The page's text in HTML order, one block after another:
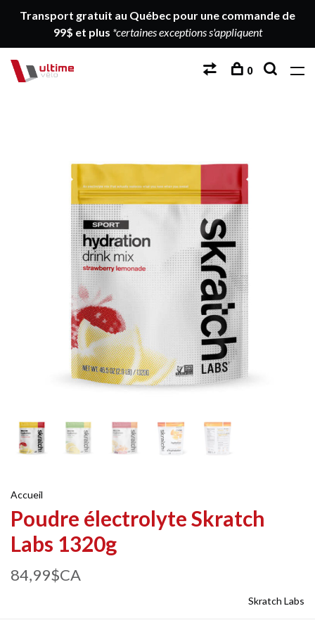
Transport gratuit au Québec pour une commande de
99$ et plus *certaines exceptions s'appliquent
0
Accueil
Poudre électrolyte Skratch
Labs 1320g
84,99$CA
Skratch Labs